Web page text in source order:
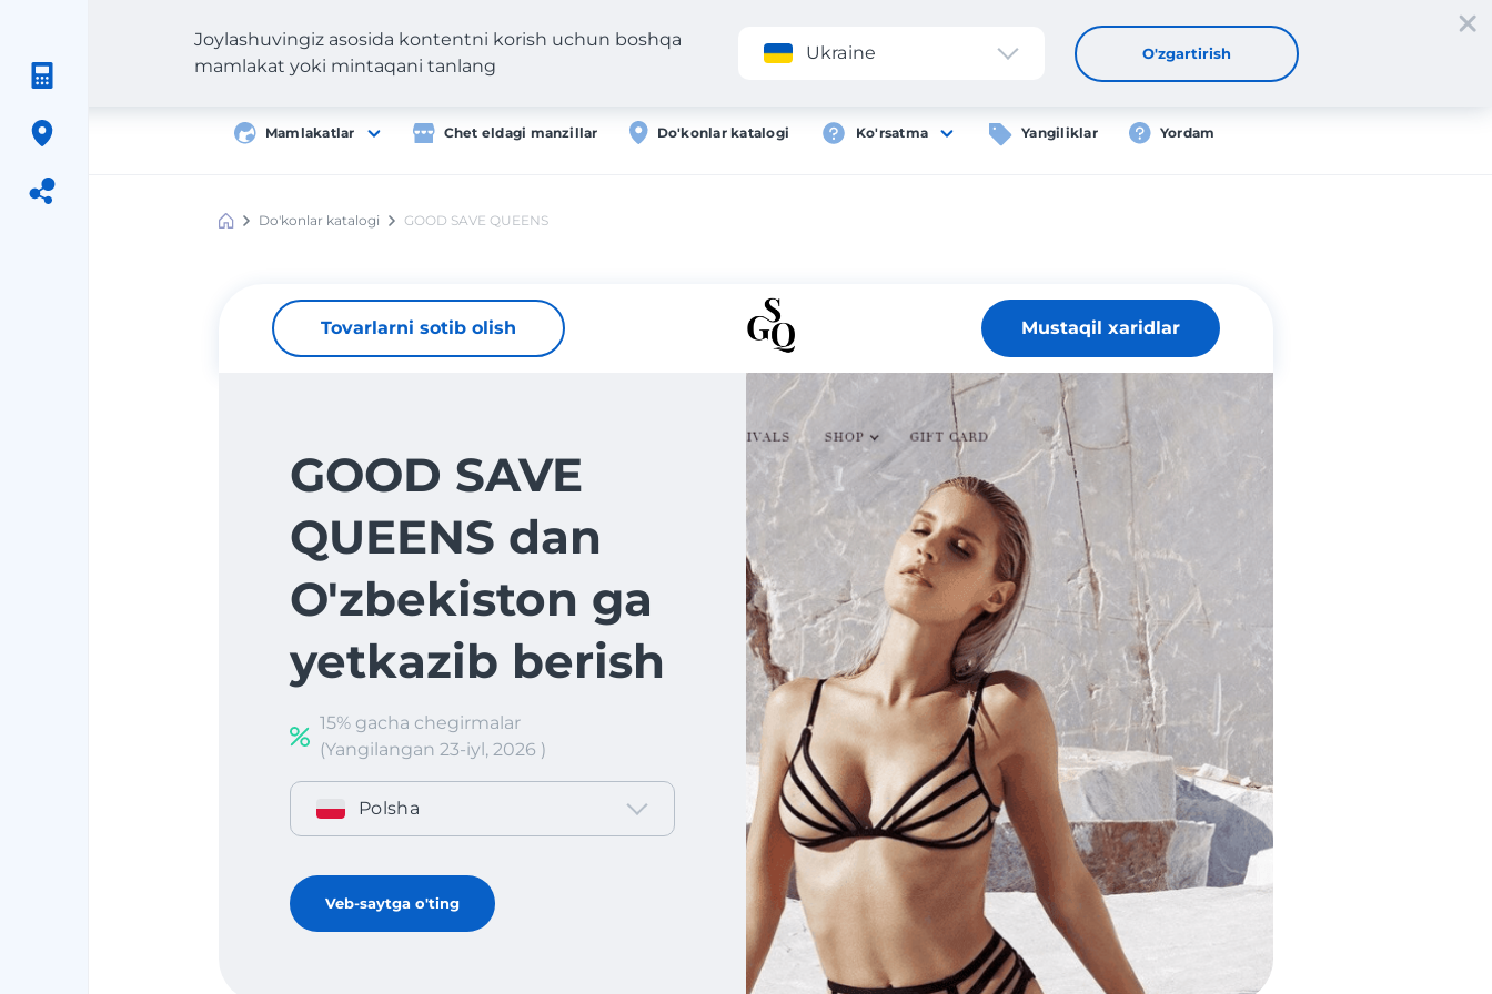
Ilova Roʻyxatdan oʻtish Kirish UZ
Mamlakatlar Chet eldagi manzillar Do'konlar katalogi Ko'rsatma Yangiliklar Yordam
Joylashuvingiz asosida kontentni korish uchun boshqa
mamlakat yoki mintaqani tanlang
Ukraine O'zgartirish
Meest
Do'konlar katalogi GOOD SAVE QUEENS
Tovarlarni sotib olish Mustaqil xaridlar
GOOD SAVE
QUEENS dan
O'zbekiston ga
yetkazib berish
15% gacha chegirmalar
(Yangilangan 23-iyl, 2026 )
Polsha
Veb-saytga o'ting